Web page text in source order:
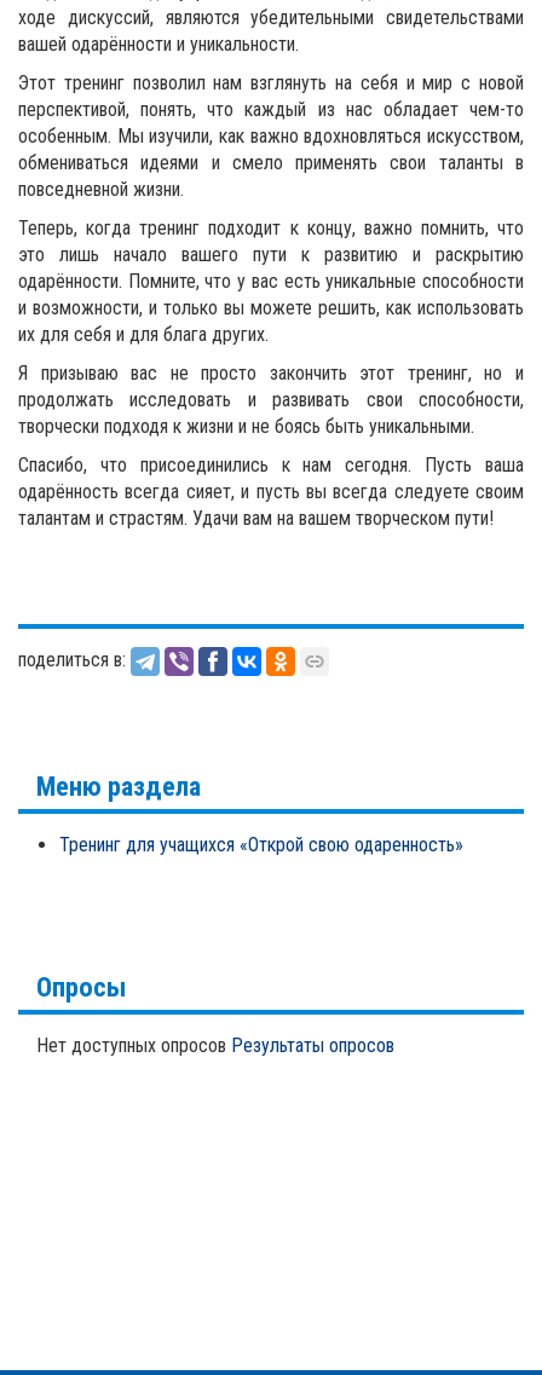
ходе дискуссий, являются убедительными свидетельствами
вашей одарённости и уникальности.
Этот тренинг позволил нам взглянуть на себя и мир с новой
перспективой, понять, что каждый из нас обладает чем-то
особенным. Мы изучили, как важно вдохновляться искусством,
обмениваться идеями и смело применять свои таланты в
повседневной жизни.
Теперь, когда тренинг подходит к концу, важно помнить, что
это лишь начало вашего пути к развитию и раскрытию
одарённости. Помните, что у вас есть уникальные способности
и возможности, и только вы можете решить, как использовать
их для себя и для блага других.
Я призываю вас не просто закончить этот тренинг, но и
продолжать исследовать и развивать свои способности,
творчески подходя к жизни и не боясь быть уникальными.
Спасибо, что присоединились к нам сегодня. Пусть ваша
одарённость всегда сияет, и пусть вы всегда следуете своим
талантам и страстям. Удачи вам на вашем творческом пути!
поделиться в:
Меню раздела
Тренинг для учащихся «Открой свою одаренность»
Опросы
Нет доступных опросов Результаты опросов